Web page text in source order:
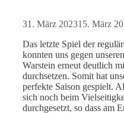
31. März 202315. März
Das letzte Spiel der
konnten uns gegen
Warstein erneut deutlich
durchsetzen. Somit hat
perfekte Saison gespielt.
sich noch beim
durchgesetzt, so dass am